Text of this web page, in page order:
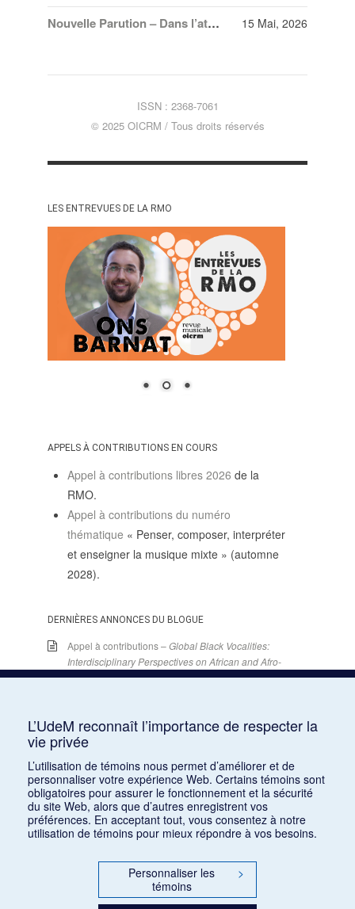
Nouvelle Parution – Dans l’atelier de Debussy. Processus créateur et méthodes de composition dans les esquisses des dernières œuvres (1915-1917) 15 Mai, 2026
ISSN : 2368-7061
© 2025 OICRM / Tous droits réservés
LES ENTREVUES DE LA RMO
APPELS À CONTRIBUTIONS EN COURS
Appel à contributions libres 2026 de la
RMO.
Appel à contributions du numéro
thématique « Penser, composer, interpréter
et enseigner la musique mixte » (automne
2028).
DERNIÈRES ANNONCES DU BLOGUE
Appel à contributions –Global Black Vocalities:
Interdisciplinary Perspectives on African and Afro-
descendant Expressive Cultures– 15 décembre
Appel de conférences – « Expressions sonores de
la violence et transformations technologiques
dans le cinéma européen, des années 1970 à la
transition numérique » – 30 septembre 2026
15 juin 2026
Appel de conférences – « Les rencontres de
musicologie médiévalle » – 30 juin 2026
LES CARNETS DE LA RMO
L’UdeM reconnaît l’importance de respecter la
vie privée
L’utilisation de témoins nous permet d’améliorer et de
personnaliser votre expérience Web. Certains témoins sont
obligatoires pour assurer le fonctionnement et la sécurité
du site Web, alors que d’autres enregistrent vos
préférences. En acceptant tout, vous consentez à notre
utilisation de témoins pour mieux répondre à vos besoins.
Personnaliser les
témoins
>